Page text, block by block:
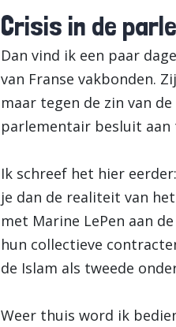
Crisis in de
Dan vind ik een paar
van Franse vakbonden.
maar tegen de zin van
parlementair besluit aan
Ik schreef het hier
je dan de realiteit van
met Marine LePen aan
hun collectieve
de Islam als tweede
Weer thuis word ik